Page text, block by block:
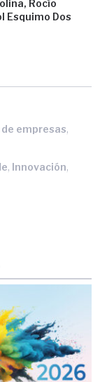
Rocío
Esquimo Dos
empresas,
, Innovación,